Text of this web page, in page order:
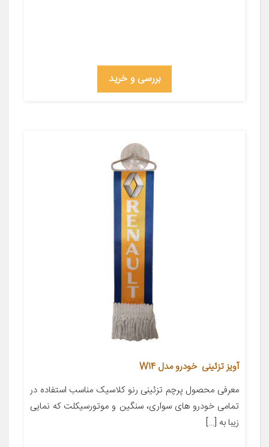
بررسی و خرید
آویز تزئینی خودرو مدل W14
معرفی محصول پرچم تزئینی رنو کلاسیک مناسب استفاده در
تمامی خودرو های سواری، سنگین و موتورسیکلت که نمایی
زیبا به […]